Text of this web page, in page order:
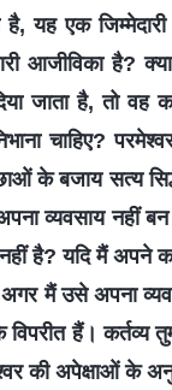
है, यह एक
आजीविका है?
जाता है, तो वह
चाहिए?
के बजाय सत्य
व्यवसाय नहीं बन
है? यदि मैं अपने
मैं उसे अपना
हैं। कर्तव्य
की अपेक्षाओं के